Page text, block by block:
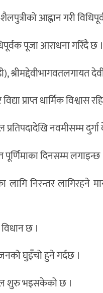
आह्वान गरी
पूजा आराधना गरिँदै छ ।
श्रीमद्देवीभागवतलगायत
प्राप्त धार्मिक विश्वास
नवमीसम्म
दिनसम्म लगाइन्छ
निरन्तर लागिरहने
छ ।
घुइँचो हुने गर्दछ ।
शुरु भइसकेको छ ।